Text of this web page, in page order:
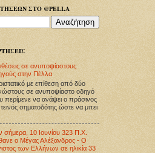
ΣΤΟ @PELLA
σε ανυποψίαστους
στην Πέλλα
με επίθεση από δύο
σε ανυποψίαστο οδηγό
περίμενε να ανάψει ο πράσινος
σηματοδότης ώστε να μπει
σήμερα, 10 Ιουνίου 323 Π.Χ.
ο Μέγας Αλέξανδρος - Ο
των Ελλήνων σε ηλικία 33